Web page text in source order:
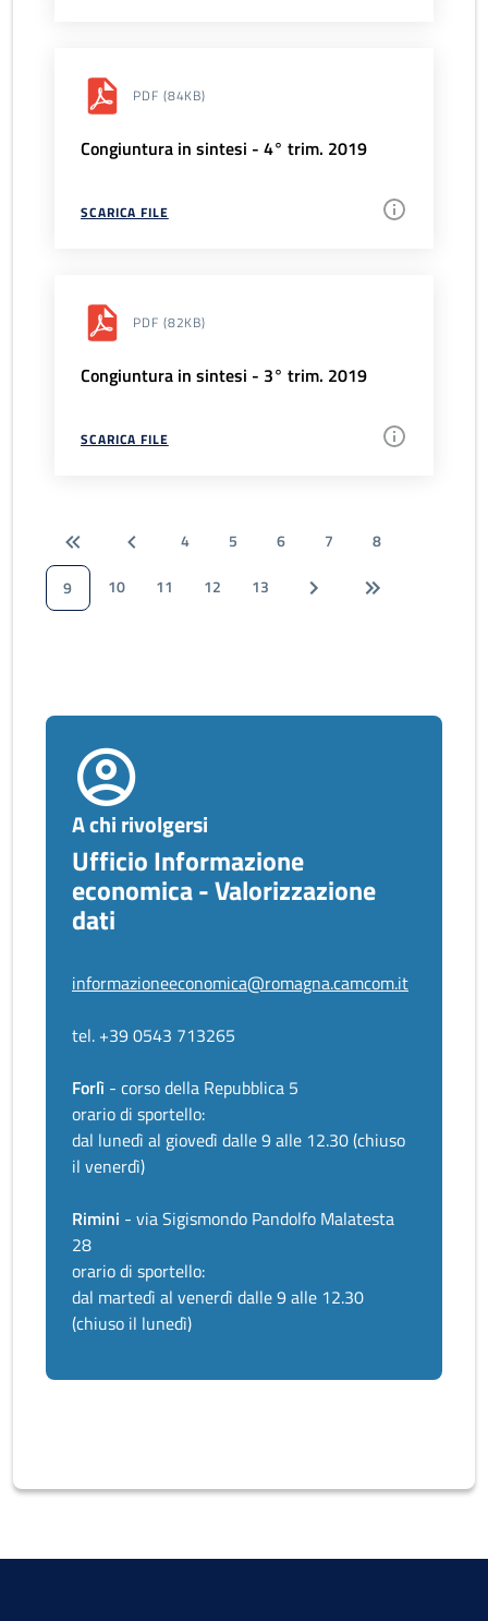
PDF (84KB)
Congiuntura in sintesi - 4° trim. 2019
SCARICA FILE
PDF (82KB)
Congiuntura in sintesi - 3° trim. 2019
SCARICA FILE
4 5 6 7
8
9
10 11 12 13
A chi rivolgersi
Ufficio Informazione
economica - Valorizzazione
dati
informazioneeconomica@romagna.camcom.it
tel. +39 0543 713265
Forlì - corso della Repubblica 5
orario di sportello:
dal lunedì al giovedì dalle 9 alle 12.30 (chiuso
il venerdì)
Rimini - via Sigismondo Pandolfo Malatesta
28
orario di sportello:
dal martedì al venerdì dalle 9 alle 12.30
(chiuso il lunedì)